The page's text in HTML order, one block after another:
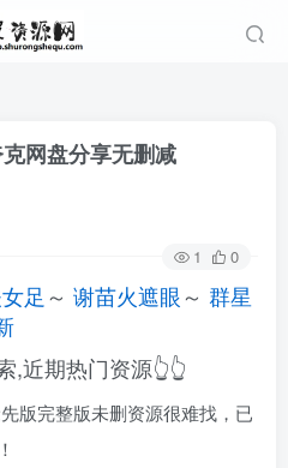
网盘分享无删减
1 0
足 ～ 谢苗火遮眼～ 群星
,近期热门资源👆👆
版完整版未删资源很难找，已